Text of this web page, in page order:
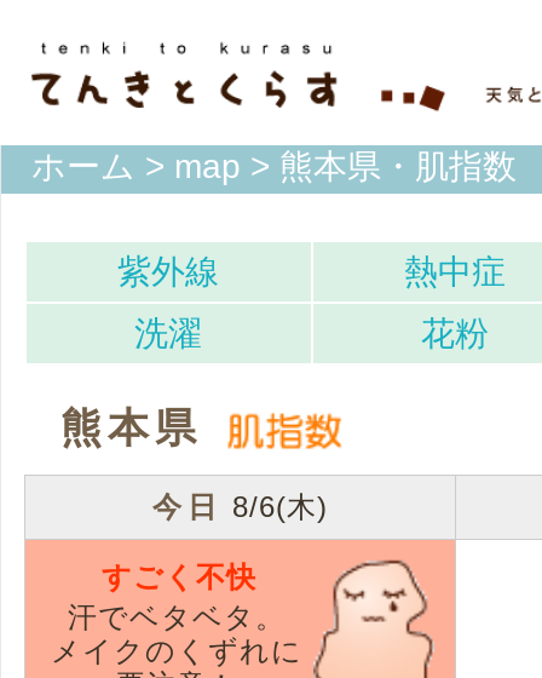
ホーム > map > 熊本県・肌指数
紫外線
熱中症
洗濯
花粉
熊本県
今日 8/6(木)
すごく不快
汗でベタベタ。
メイクのくずれに